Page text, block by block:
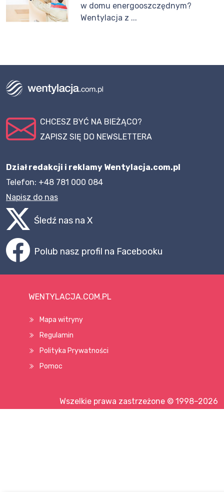
w domu energooszczędnym?
Wentylacja z ...
CHCESZ BYĆ NA BIEŻĄCO?
ZAPISZ SIĘ DO NEWSLETTERA
Dział redakcji i reklamy Wentylacja.com.pl
Telefon: +48 781 000 084
Napisz do nas
Śledź nas na X
Polub nasz profil na Facebooku
WENTYLACJA.COM.PL
Mapa witryny
Regulamin
Polityka Prywatności
Pomoc
Wszelkie prawa zastrzeżone © 1998–2026